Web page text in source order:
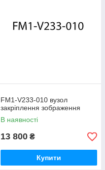
FM1‑V233‑010 вузол
закріплення зображення
В наявності
13 800 ₴
Купити